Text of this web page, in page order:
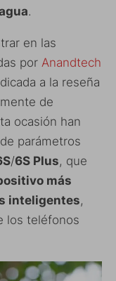
.
en las
por Anandtech
a la reseña
de
ocasión han
parámetros
/6S Plus, que
más
inteligentes,
los teléfonos